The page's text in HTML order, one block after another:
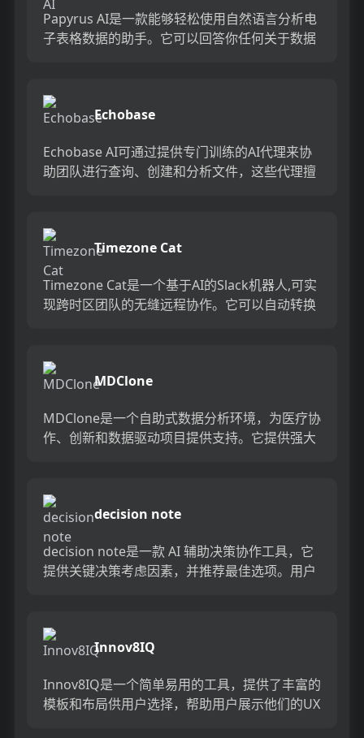
Papyrus AI是一款能够轻松使用自然语言分析电
子表格数据的助手。它可以回答你任何关于数据
Echobase
Echobase AI可通过提供专门训练的AI代理来协
助团队进行查询、创建和分析文件，这些代理擅
Timezone Cat
Timezone Cat是一个基于AI的Slack机器人,可实
现跨时区团队的无缝远程协作。它可以自动转换
MDClone
MDClone是一个自助式数据分析环境，为医疗协
作、创新和数据驱动项目提供支持。它提供强大
decision note
decision note是一款 AI 辅助决策协作工具，它
提供关键决策考虑因素，并推荐最佳选项。用户
Innov8IQ
Innov8IQ是一个简单易用的工具，提供了丰富的
模板和布局供用户选择，帮助用户展示他们的UX